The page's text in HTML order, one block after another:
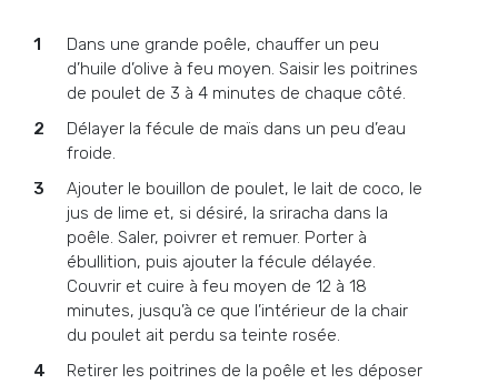
Dans une grande poêle, chauffer un peu
d’huile d’olive à feu moyen. Saisir les poitrines
de poulet de 3 à 4 minutes de chaque côté.
Délayer la fécule de maïs dans un peu d’eau
froide.
Ajouter le bouillon de poulet, le lait de coco, le
jus de lime et, si désiré, la sriracha dans la
poêle. Saler, poivrer et remuer. Porter à
ébullition, puis ajouter la fécule délayée.
Couvrir et cuire à feu moyen de 12 à 18
minutes, jusqu’à ce que l’intérieur de la chair
du poulet ait perdu sa teinte rosée.
Retirer les poitrines de la poêle et les déposer